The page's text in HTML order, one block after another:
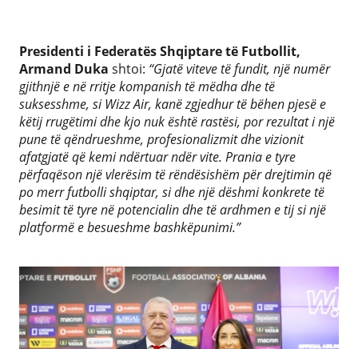
Presidenti i Federatës Shqiptare të Futbollit,
Armand Duka shtoi: “Gjatë viteve të fundit, një numër
gjithnjë e në rritje kompanish të mëdha dhe të
suksesshme, si Wizz Air, kanë zgjedhur të bëhen pjesë e
këtij rrugëtimi dhe kjo nuk është rastësi, por rezultat i një
pune të qëndrueshme, profesionalizmit dhe vizionit
afatgjatë që kemi ndërtuar ndër vite. Prania e tyre
përfaqëson një vlerësim të rëndësishëm për drejtimin që
po merr futbolli shqiptar, si dhe një dëshmi konkrete të
besimit të tyre në potencialin dhe të ardhmen e tij si një
platformë e besueshme bashkëpunimi.”